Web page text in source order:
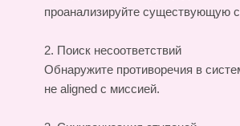
проанализируйте существующую
2. Поиск несоответствий
Обнаружите противоречия в
не aligned с миссией.